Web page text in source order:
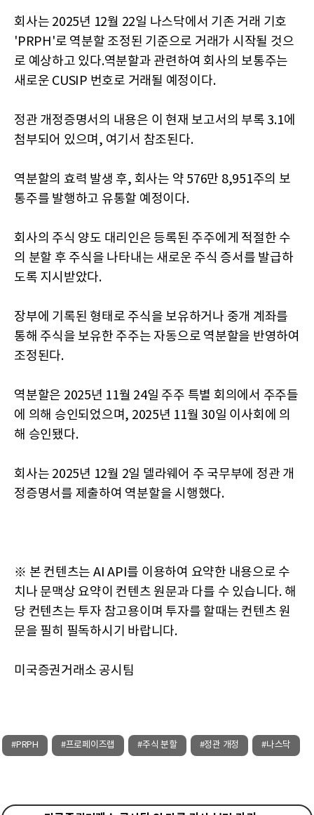
회사는 2025년 12월 22일 나스닥에서 기존 거래 기호
'PRPH'로 역분할 조정된 기준으로 거래가 시작될 것으
로 예상하고 있다.역분할과 관련하여 회사의 보통주는
새로운 CUSIP 번호로 거래될 예정이다.
정관 개정증명서의 내용은 이 현재 보고서의 부록 3.1에
첨부되어 있으며, 여기서 참조된다.
역분할의 효력 발생 후, 회사는 약 576만 8,951주의 보
통주를 발행하고 유통할 예정이다.
회사의 주식 양도 대리인은 등록된 주주에게 적절한 수
의 분할 후 주식을 나타내는 새로운 주식 증서를 발급하
도록 지시받았다.
장부에 기록된 형태로 주식을 보유하거나 중개 계좌를
통해 주식을 보유한 주주는 자동으로 역분할을 반영하여
조정된다.
역분할은 2025년 11월 24일 주주 특별 회의에서 주주들
에 의해 승인되었으며, 2025년 11월 30일 이사회에 의
해 승인됐다.
회사는 2025년 12월 2일 델라웨어 주 국무부에 정관 개
정증명서를 제출하여 역분할을 시행했다.
※ 본 컨텐츠는 AI API를 이용하여 요약한 내용으로 수
치나 문맥상 요약이 컨텐츠 원문과 다를 수 있습니다. 해
당 컨텐츠는 투자 참고용이며 투자를 할때는 컨텐츠 원
문을 필히 필독하시기 바랍니다.
미국증권거래소 공시팀
#PRPH #프로페이즈랩 #주식 분할 #정관 개정 #나스닥